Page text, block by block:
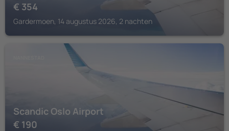
€ 354
Gardermoen, 14 augustus 2026, 2 nachten
Scandic Oslo Airport
€ 190